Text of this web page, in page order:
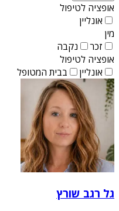
אופציה לטיפול
אונליין
מין
זכר
נקבה
אופציה לטיפול
אונליין
בבית המטופל
גל רגב שורץ